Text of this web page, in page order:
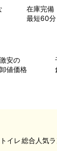
在庫完備
最短60分
​激安の
卸値価格
総合人気
トイレ